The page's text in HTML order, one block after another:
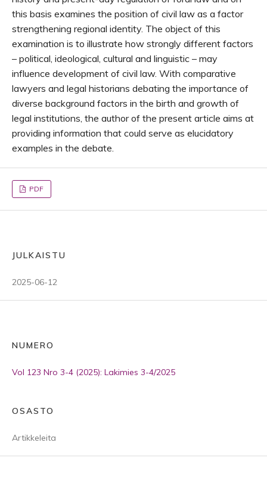
this basis examines the position of civil law as a factor
strengthening regional identity. The object of this
examination is to illustrate how strongly different factors
– political, ideological, cultural and linguistic – may
influence development of civil law. With comparative
lawyers and legal historians debating the importance of
diverse background factors in the birth and growth of
legal institutions, the author of the present article aims at
providing information that could serve as elucidatory
examples in the debate.
PDF
JULKAISTU
2025-06-12
NUMERO
Vol 123 Nro 3-4 (2025): Lakimies 3-4/2025
OSASTO
Artikkeleita